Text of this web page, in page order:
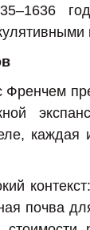
Френчем
каждая
почва